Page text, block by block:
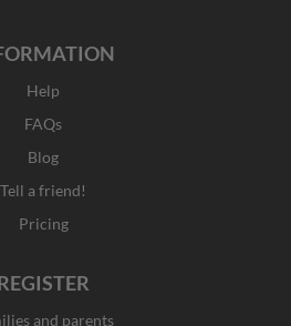
Help
FAQs
Blog
Tell a friend!
Pricing
and parents